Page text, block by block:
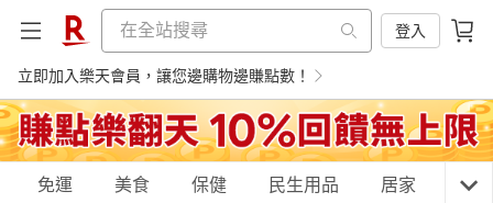
登入
立即加入樂天會員，讓您邊購物邊賺點數！
購物網分類
免運 美食 保健 民生用品 居家 3C